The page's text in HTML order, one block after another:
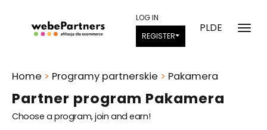
PLDE
LOG IN
REGISTER
Partner program Pakamera
Choose a program, join and earn!
Home > Programy partnerskie > Pakamera